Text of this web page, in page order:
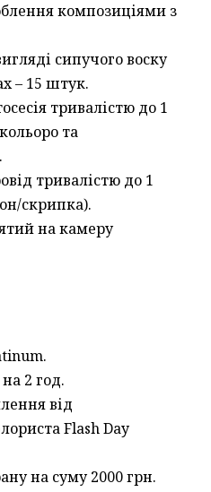
композиціями з
сипучого воску
– 15 штук.
тривалістю до 1
та
тривалістю до 1
скрипка).
на камеру
2 год.
від
Flash Day
на суму 2000 грн.